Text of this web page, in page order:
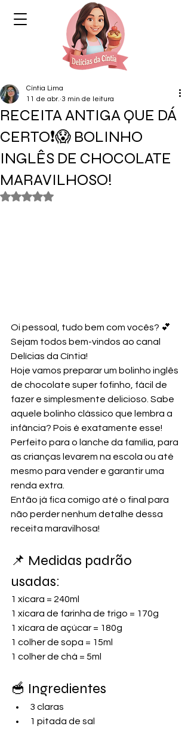
RECEITA ANTIGA QUE DÁ
CERTO❗😱 BOLINHO
INGLÊS DE CHOCOLATE
MARAVILHOSO!
Cíntia Lima
11 de abr. 3 min de leitura
Avaliado com NaN de 5 estrelas.
Oi pessoal, tudo bem com vocês? 💕
Sejam todos bem-vindos ao canal
Delícias da Cíntia!
Hoje vamos preparar um bolinho inglês
de chocolate super fofinho, fácil de
fazer e simplesmente delicioso. Sabe
aquele bolinho clássico que lembra a
infância? Pois é exatamente esse!
Perfeito para o lanche da família, para
as crianças levarem na escola ou até
mesmo para vender e garantir uma
renda extra.
Então já fica comigo até o final para
não perder nenhum detalhe dessa
receita maravilhosa!
📌 Medidas padrão
usadas:
1 xícara = 240ml
1 xícara de farinha de trigo = 170g
1 xícara de açúcar = 180g
1 colher de sopa = 15ml
1 colher de chá = 5ml
🥣 Ingredientes
3 claras
1 pitada de sal